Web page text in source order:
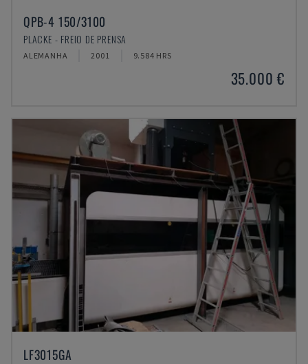
QPB-4 150/3100
PLACKE - FREIO DE PRENSA
ALEMANHA 2001 9.584 HRS
35.000 €
LF3015GA